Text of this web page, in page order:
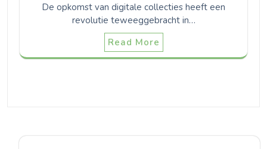
De opkomst van digitale collecties heeft een
revolutie teweeggebracht in…
Read More